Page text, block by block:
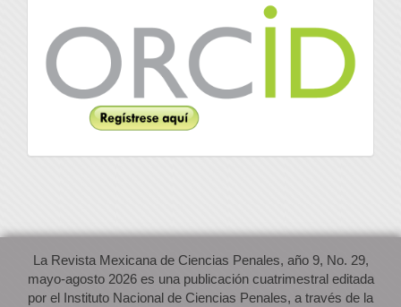
La Revista Mexicana de Ciencias Penales, año 9, No. 29,
mayo-agosto 2026 es una publicación cuatrimestral editada
por el Instituto Nacional de Ciencias Penales, a través de la